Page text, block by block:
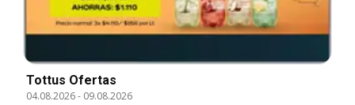
Tottus Ofertas
04.08.2026- 09.08.2026